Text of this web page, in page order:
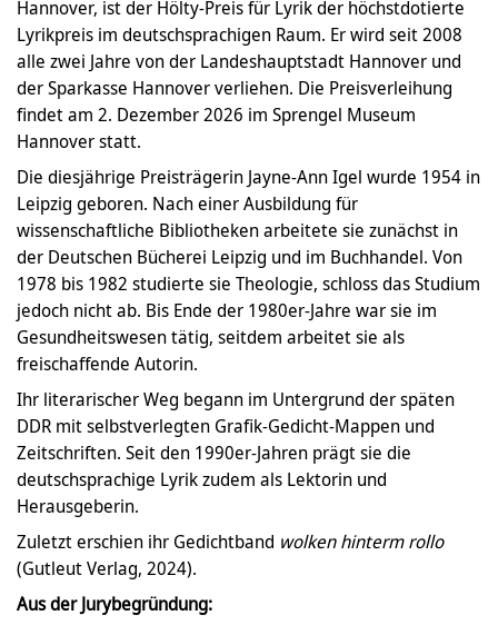
Hannover, ist der Hölty-Preis für Lyrik der höchstdotierte
Lyrikpreis im deutschsprachigen Raum. Er wird seit 2008
alle zwei Jahre von der Landeshauptstadt Hannover und
der Sparkasse Hannover verliehen. Die Preisverleihung
findet am 2. Dezember 2026 im Sprengel Museum
Hannover statt.
Die diesjährige Preisträgerin Jayne-Ann Igel wurde 1954 in
Leipzig geboren. Nach einer Ausbildung für
wissenschaftliche Bibliotheken arbeitete sie zunächst in
der Deutschen Bücherei Leipzig und im Buchhandel. Von
1978 bis 1982 studierte sie Theologie, schloss das Studium
jedoch nicht ab. Bis Ende der 1980er-Jahre war sie im
Gesundheitswesen tätig, seitdem arbeitet sie als
freischaffende Autorin.
Ihr literarischer Weg begann im Untergrund der späten
DDR mit selbstverlegten Grafik-Gedicht-Mappen und
Zeitschriften. Seit den 1990er-Jahren prägt sie die
deutschsprachige Lyrik zudem als Lektorin und
Herausgeberin.
Zuletzt erschien ihr Gedichtband wolken hinterm rollo
(Gutleut Verlag, 2024).
Aus der Jurybegründung: